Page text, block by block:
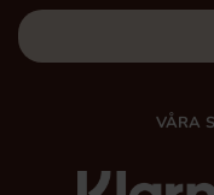
VÅRA